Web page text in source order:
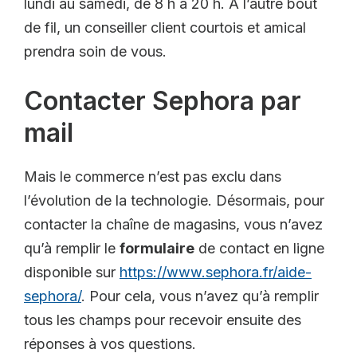
lundi au samedi, de 8 h à 20 h. À l’autre bout
de fil, un conseiller client courtois et amical
prendra soin de vous.
Contacter Sephora par
mail
Mais le commerce n’est pas exclu dans
l’évolution de la technologie. Désormais, pour
contacter la chaîne de magasins, vous n’avez
qu’à remplir le formulaire de contact en ligne
disponible sur https://www.sephora.fr/aide-
sephora/. Pour cela, vous n’avez qu’à remplir
tous les champs pour recevoir ensuite des
réponses à vos questions.